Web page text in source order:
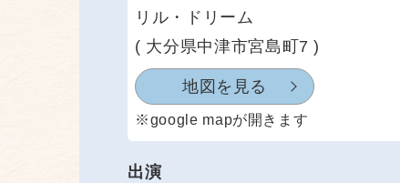
リル・ドリーム
( 大分県中津市宮島町7 )
地図を見る
※google mapが開きます
出演